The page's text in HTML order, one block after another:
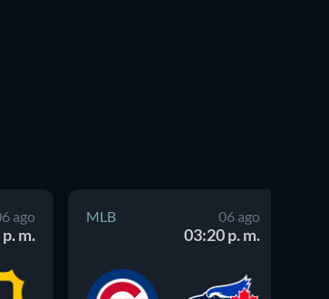
ago
m.
MLB 06 ago
03:20 p. m.